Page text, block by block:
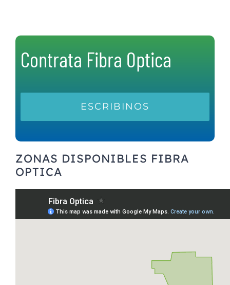
Contrata Fibra Optica
ESCRIBINOS
ZONAS DISPONIBLES FIBRA
OPTICA